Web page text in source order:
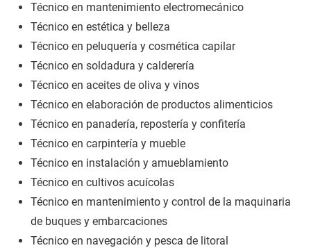
Técnico en mantenimiento electromecánico
Técnico en estética y belleza
Técnico en peluquería y cosmética capilar
Técnico en soldadura y calderería
Técnico en aceites de oliva y vinos
Técnico en elaboración de productos alimenticios
Técnico en panadería, repostería y confitería
Técnico en carpintería y mueble
Técnico en instalación y amueblamiento
Técnico en cultivos acuícolas
Técnico en mantenimiento y control de la maquinaria
de buques y embarcaciones
Técnico en navegación y pesca de litoral